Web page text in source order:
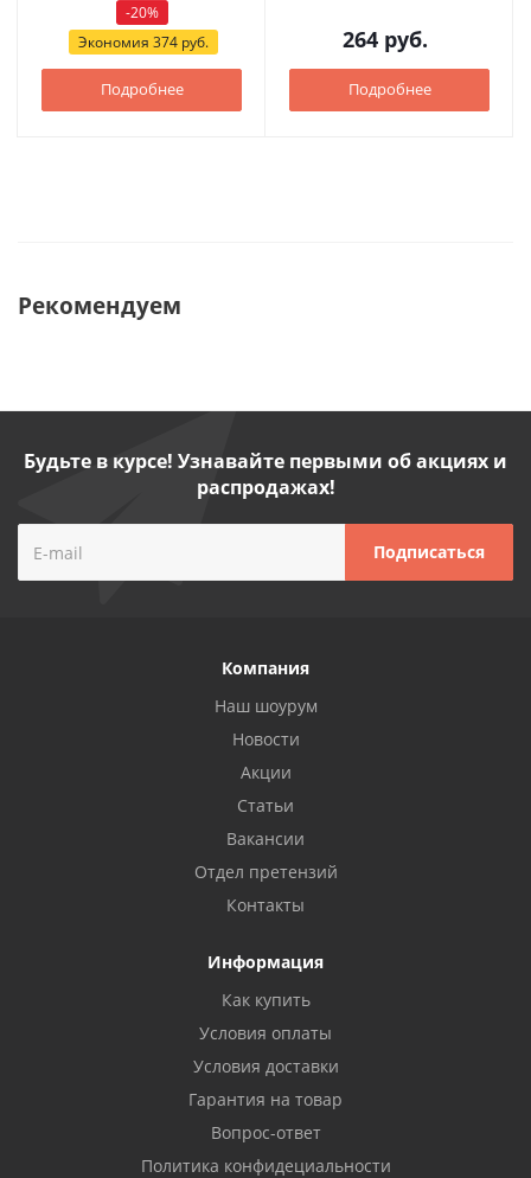
-20%
Экономия 374 руб.
Подробнее
264 руб.
Подробнее
Рекомендуем
Будьте в курсе! Узнавайте первыми об акциях и
распродажах!
Компания
Наш шоурум
Новости
Акции
Статьи
Вакансии
Отдел претензий
Контакты
Информация
Как купить
Условия оплаты
Условия доставки
Гарантия на товар
Вопрос-ответ
Политика конфидециальности